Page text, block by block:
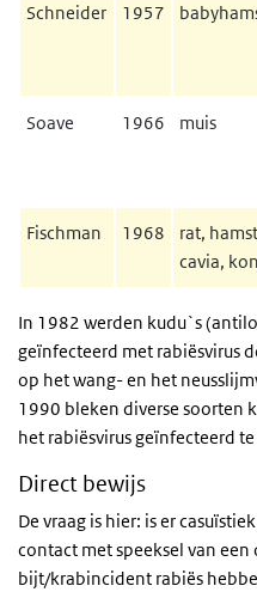
Schneider 1957
Soave 1966 muis
Fischman 1968
rat,
cavia,
In 1982 werden kudu`s
geïnfecteerd met rabiësvirus
op het wang- en het
1990 bleken diverse soorten
het rabiësvirus geïnfecteerd
Direct bewijs
De vraag is hier: is er
contact met speeksel van
bijt/krabincident rabiës